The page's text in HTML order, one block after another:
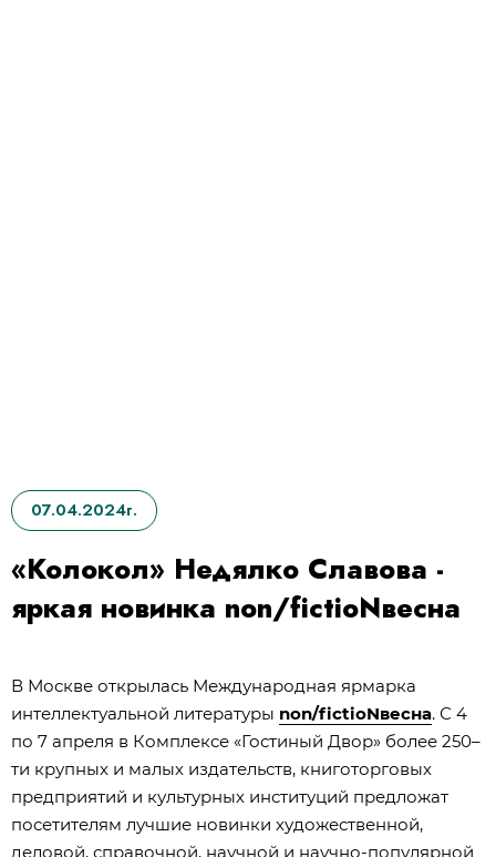
07.04.2024г.
«Колокол» Недялко Славова -
яркая новинка non/fictioNвесна
В Москве открылась Международная ярмарка
интеллектуальной литературы non/fictioNвесна. С 4
по 7 апреля в Комплексе «Гостиный Двор» более 250–
ти крупных и малых издательств, книготорговых
предприятий и культурных институций предложат
посетителям лучшие новинки художественной,
деловой, справочной, научной и научно-популярной